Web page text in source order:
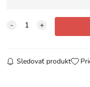
Sledovať produkt